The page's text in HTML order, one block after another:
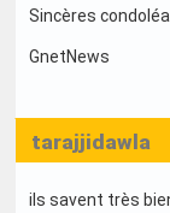
Sincères
GnetNews
tarajjidawla
ils savent très